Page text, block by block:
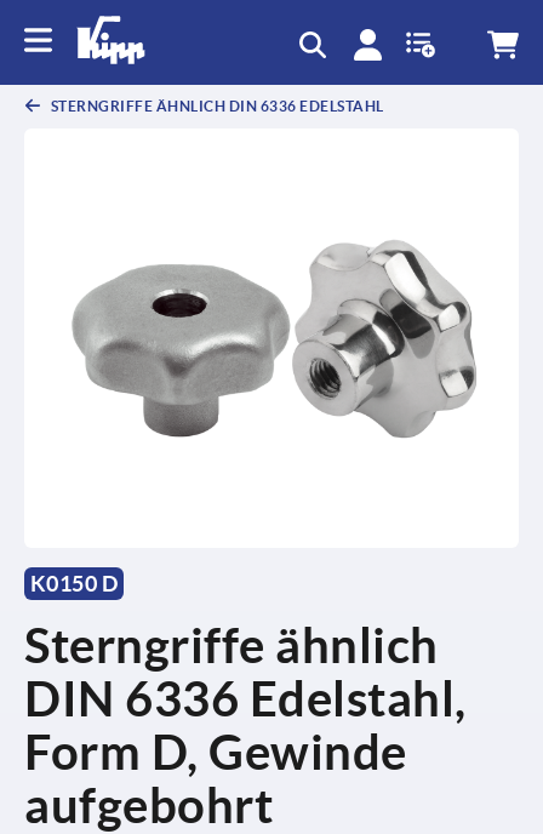
STERNGRIFFE ÄHNLICH DIN 6336 EDELSTAHL
K0150 D
Sterngriffe ähnlich
DIN 6336 Edelstahl,
Form D, Gewinde
aufgebohrt